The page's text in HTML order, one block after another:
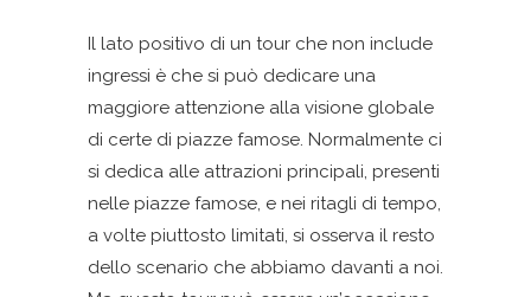
Il lato positivo di un tour che non include
ingressi è che si può dedicare una
maggiore attenzione alla visione globale
di certe di piazze famose. Normalmente ci
si dedica alle attrazioni principali, presenti
nelle piazze famose, e nei ritagli di tempo,
a volte piuttosto limitati, si osserva il resto
dello scenario che abbiamo davanti a noi.